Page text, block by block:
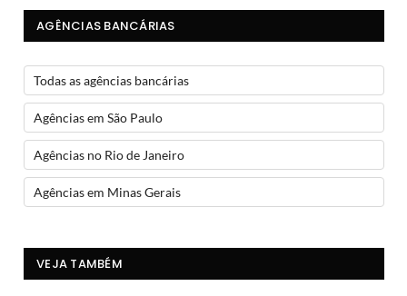
AGÊNCIAS BANCÁRIAS
Todas as agências bancárias
Agências em São Paulo
Agências no Rio de Janeiro
Agências em Minas Gerais
VEJA TAMBÉM